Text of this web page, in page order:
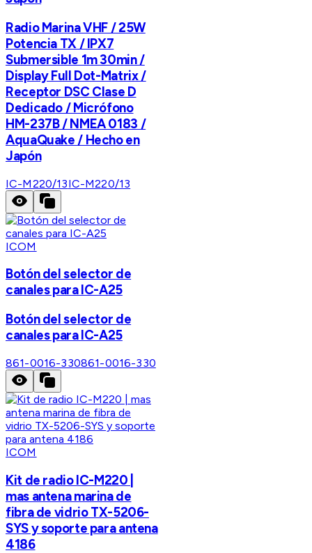
Radio Marina VHF / 25W
Potencia TX / IPX7
Submersible 1m 30min /
Display Full Dot-Matrix /
Receptor DSC Clase D
Dedicado / Micrófono
HM-237B / NMEA 0183 /
AquaQuake / Hecho en
Japón
IC-M220/13IC-M220/13
ICOM
Botón del selector de
canales para IC-A25
Botón del selector de
canales para IC-A25
861-0016-330861-0016-330
ICOM
Kit de radio IC-M220 |
mas antena marina de
fibra de vidrio TX-5206-
SYS y soporte para antena
4186